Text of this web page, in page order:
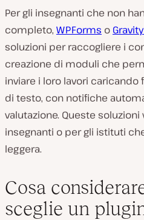
Per gli insegnanti che non
completo, WPForms o
soluzioni per raccogliere i
creazione di moduli che
inviare i loro lavori
di testo, con notifiche
valutazione. Queste
insegnanti o per gli istituti
leggera.
Cosa
sceglie un